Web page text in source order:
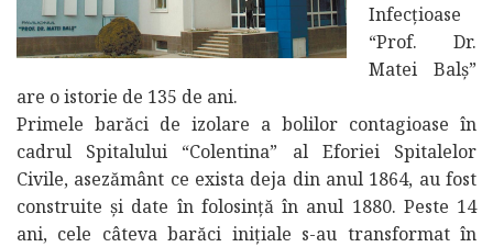
Infecțioase
“Prof. Dr.
Matei Balș”
are o istorie de 135 de ani.
Primele barăci de izolare a bolilor contagioase în
cadrul Spitalului “Colentina” al Eforiei Spitalelor
Civile, asezământ ce exista deja din anul 1864, au fost
construite și date în folosință în anul 1880. Peste 14
ani, cele câteva barăci inițiale s-au transformat în